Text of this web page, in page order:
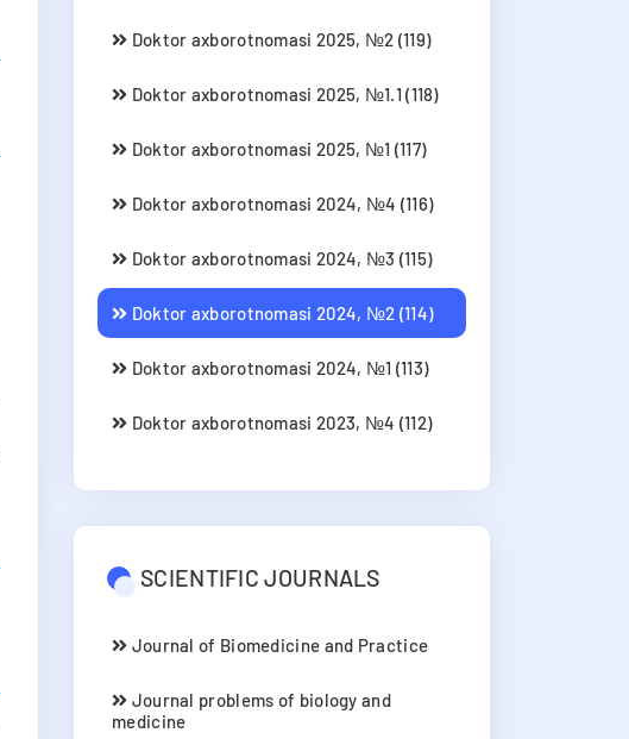
Doktor axborotnomasi 2025, №2 (119)
Doktor axborotnomasi 2025, №1.1 (118)
Doktor axborotnomasi 2025, №1 (117)
Doktor axborotnomasi 2024, №4 (116)
Doktor axborotnomasi 2024, №3 (115)
Doktor axborotnomasi 2024, №2 (114)
Doktor axborotnomasi 2024, №1 (113)
Doktor axborotnomasi 2023, №4 (112)
SCIENTIFIC JOURNALS
Journal of Biomedicine and Practice
Journal problems of biology and
medicine